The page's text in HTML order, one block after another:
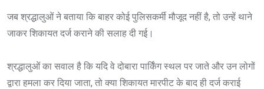
जब श्रद्धालुओं ने बताया कि बाहर कोई पुलिसकर्मी मौजूद नहीं है, तो उन्हें थाने
जाकर शिकायत दर्ज कराने की सलाह दी गई।
श्रद्धालुओं का सवाल है कि यदि वे दोबारा पार्किंग स्थल पर जाते और उन लोगों
द्वारा हमला कर दिया जाता, तो क्या शिकायत मारपीट के बाद ही दर्ज कराई